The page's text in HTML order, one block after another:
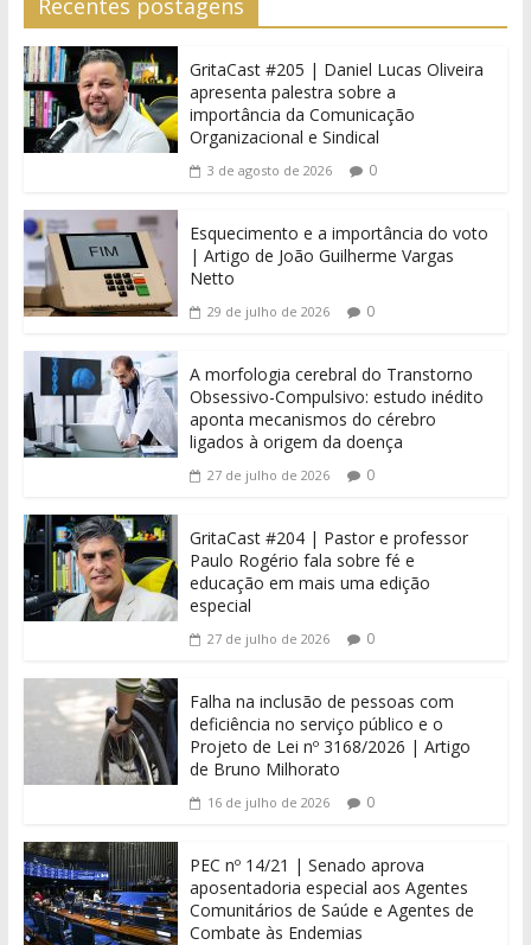
GritaCast #205 | Daniel Lucas Oliveira
apresenta palestra sobre a
importância da Comunicação
Organizacional e Sindical
3 de agosto de 2026 0
Esquecimento e a importância do voto
| Artigo de João Guilherme Vargas
Netto
29 de julho de 2026 0
A morfologia cerebral do Transtorno
Obsessivo-Compulsivo: estudo inédito
aponta mecanismos do cérebro
ligados à origem da doença
27 de julho de 2026 0
GritaCast #204 | Pastor e professor
Paulo Rogério fala sobre fé e
educação em mais uma edição
especial
27 de julho de 2026 0
Falha na inclusão de pessoas com
deficiência no serviço público e o
Projeto de Lei nº 3168/2026 | Artigo
de Bruno Milhorato
16 de julho de 2026 0
PEC nº 14/21 | Senado aprova
aposentadoria especial aos Agentes
Comunitários de Saúde e Agentes de
Combate às Endemias